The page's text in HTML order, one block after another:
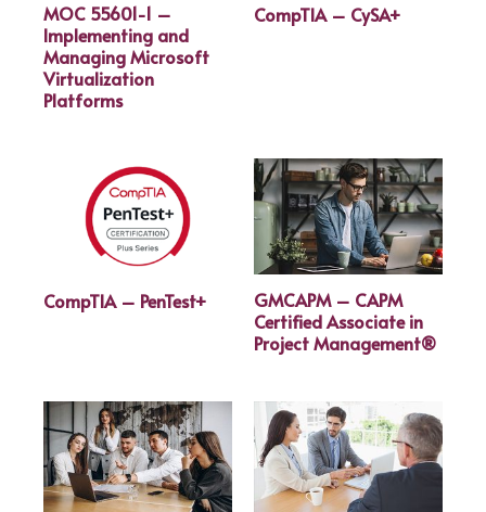
MOC 55601-1 –
Implementing and
Managing Microsoft
Virtualization
Platforms
CompTIA – CySA+
CompTIA – PenTest+
GMCAPM – CAPM
Certified Associate in
Project Management®